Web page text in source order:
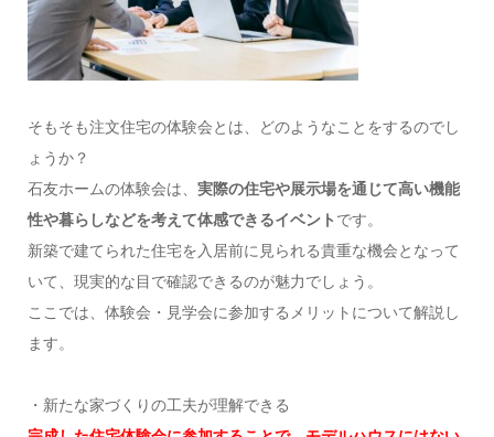
そもそも注文住宅の体験会とは、どのようなことをするのでし
ょうか？
石友ホームの体験会は、 実際の住宅や展示場を通じて高い機能
性や暮らしなどを考えて体感できるイベント です。
新築で建てられた住宅を入居前に見られる貴重な機会となって
いて、現実的な目で確認できるのが魅力でしょう。
ここでは、体験会・見学会に参加するメリットについて解説し
ます。
・新たな家づくりの工夫が理解できる